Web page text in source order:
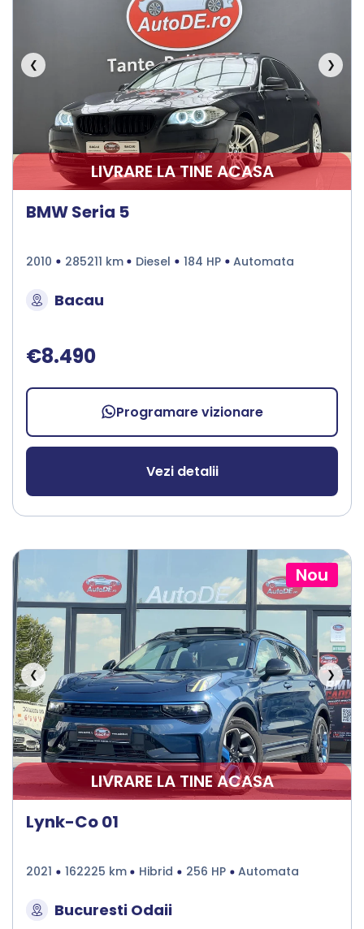
❮ ❯
LIVRARE LA TINE ACASA
BMW Seria 5
2010 285211 km Diesel 184 HP Automata
Bacau
€8.490
Programare vizionare
Vezi detalii
Nou
❮ ❯
LIVRARE LA TINE ACASA
Lynk-Co 01
2021 162225 km Hibrid 256 HP Automata
Bucuresti Odaii